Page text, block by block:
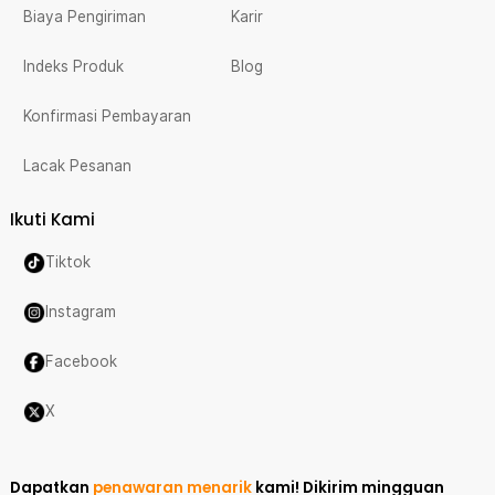
Biaya Pengiriman
Indeks Produk
Konfirmasi Pembayaran
Lacak Pesanan
Karir
Blog
Ikuti Kami
Tiktok
Instagram
Facebook
X
Dapatkan penawaran menarik kami! Dikirim mingguan